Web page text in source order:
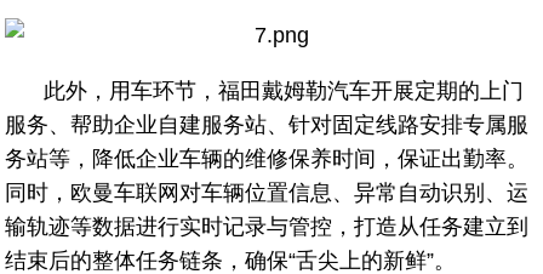
此外，用车环节，福田戴姆勒汽车开展定期的上门
服务、帮助企业自建服务站、针对固定线路安排专属服
务站等，降低企业车辆的维修保养时间，保证出勤率。
同时，欧曼车联网对车辆位置信息、异常自动识别、运
输轨迹等数据进行实时记录与管控，打造从任务建立到
结束后的整体任务链条，确保“舌尖上的新鲜”。